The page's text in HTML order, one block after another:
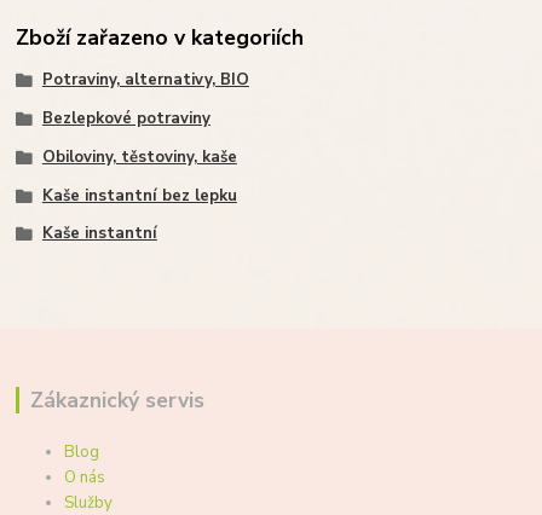
Zboží zařazeno v kategoriích
Potraviny, alternativy, BIO
Bezlepkové potraviny
Obiloviny, těstoviny, kaše
Kaše instantní bez lepku
Kaše instantní
Zákaznický servis
Blog
O nás
Služby